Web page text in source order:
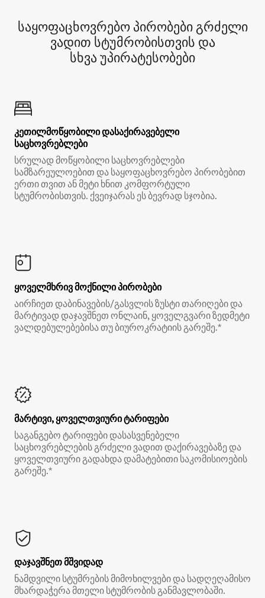
საყოფაცხოვრებო პირობები გრძელი
ვადით სტუმრობისთვის და
სხვა უპირატესობები
კეთილმოწყობილი დასაქირავებელი
საცხოვრებლები
სრულად მოწყობილი საცხოვრებლები
სამზარეულოებით და საყოფაცხოვრებო პირობებით
ერთი თვით ან მეტი ხნით კომფორტული
სტუმრობისთვის. ქვეიჯარას ეს ბევრად სჯობია.
ყოველმხრივ მოქნილი პირობები
აირჩიეთ დაბინავების/გასვლის ზუსტი თარიღები და
მარტივად დაჯავშნეთ ონლაინ, ყოველგვარი ზედმეტი
ვალდებულებებისა თუ ბიუროკრატიის გარეშე.*
მარტივი, ყოველთვიური ტარიფები
საგანგებო ტარიფები დასასვენებელი
საცხოვრებლების გრძელი ვადით დაქირავებაზე და
ყოველთვიური გადახდა დამატებითი საკომისიოების
გარეშე.*
დაჯავშნეთ მშვიდად
ნამდვილი სტუმრების მიმოხილვები და სადღეღამისო
მხარდაჭერა მთელი სტუმრობის განმავლობაში.